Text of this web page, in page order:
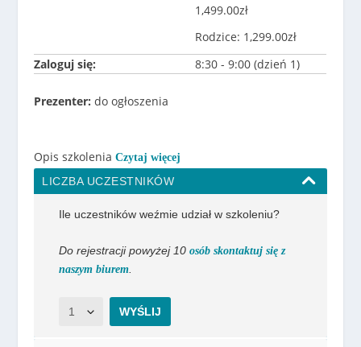
1,499.00zł
Rodzice: 1,299.00zł
Zaloguj się:
8:30 - 9:00 (dzień 1)
Prezenter: do ogłoszenia
Opis szkoleniaCzytaj więcej
LICZBA UCZESTNIKÓW
Ile uczestników weźmie udział w szkoleniu?
Do rejestracji powyżej 10osób skontaktuj się z
naszym biurem
WYŚLIJ